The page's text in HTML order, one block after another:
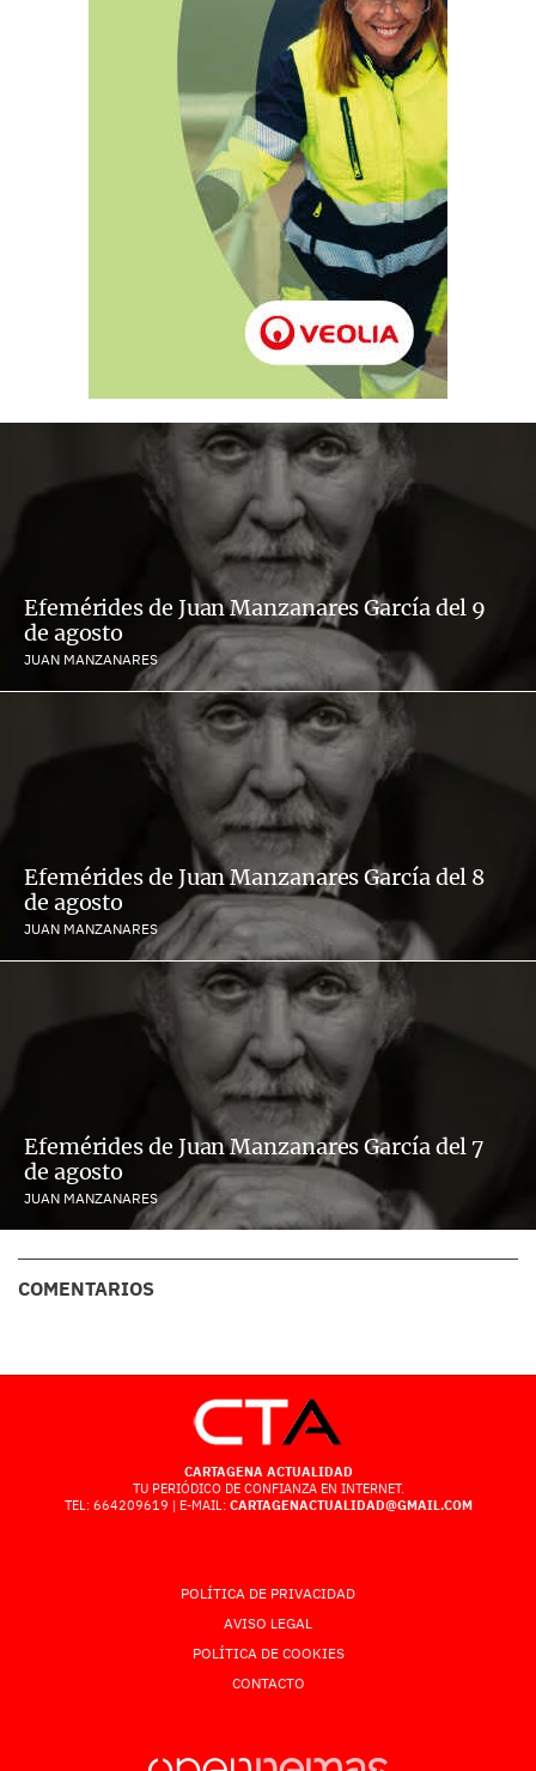
Efemérides de Juan Manzanares García del 9
de agosto
JUAN MANZANARES
Efemérides de Juan Manzanares García del 8
de agosto
JUAN MANZANARES
Efemérides de Juan Manzanares García del 7
de agosto
JUAN MANZANARES
COMENTARIOS
CARTAGENA ACTUALIDAD
TU PERIÓDICO DE CONFIANZA EN INTERNET.
TEL: 664209619 | E-MAIL: CARTAGENACTUALIDAD@GMAIL.COM
POLÍTICA DE PRIVACIDAD
AVISO LEGAL
POLÍTICA DE COOKIES
CONTACTO